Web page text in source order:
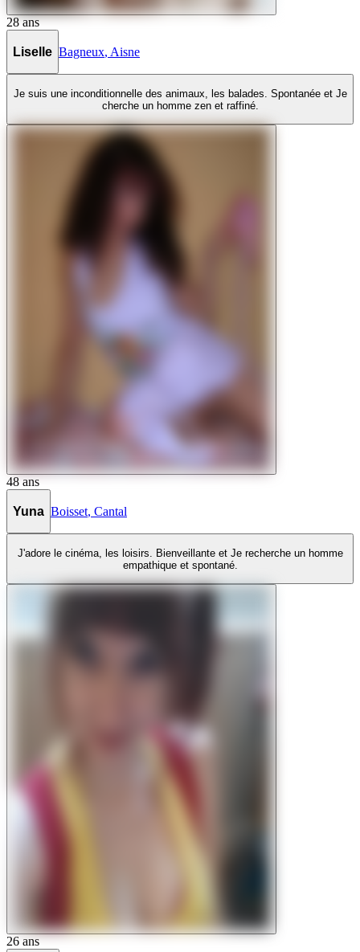
28 ans
Liselle Bagneux, Aisne
Je suis une inconditionnelle des animaux, les balades. Spontanée et Je
cherche un homme zen et raffiné.
48 ans
Yuna Boisset, Cantal
J'adore le cinéma, les loisirs. Bienveillante et Je recherche un homme
empathique et spontané.
26 ans